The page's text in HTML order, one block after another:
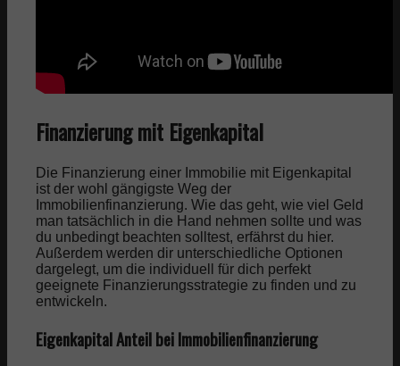
Finanzierung mit Eigenkapital
Die Finanzierung einer Immobilie mit Eigenkapital
ist der wohl gängigste Weg der
Immobilienfinanzierung. Wie das geht, wie viel Geld
man tatsächlich in die Hand nehmen sollte und was
du unbedingt beachten solltest, erfährst du hier.
Außerdem werden dir unterschiedliche Optionen
dargelegt, um die individuell für dich perfekt
geeignete Finanzierungsstrategie zu finden und zu
entwickeln.
Eigenkapital Anteil bei Immobilienfinanzierung